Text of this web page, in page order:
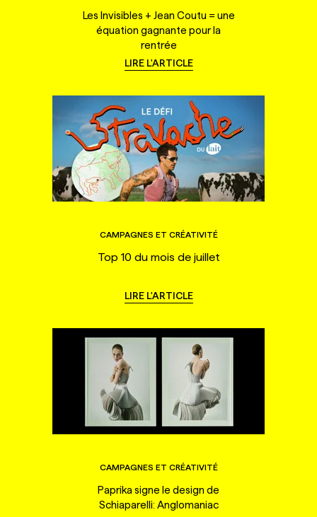
Les Invisibles + Jean Coutu = une
équation gagnante pour la
rentrée
LIRE L'ARTICLE
CAMPAGNES ET CRÉATIVITÉ
Top 10 du mois de juillet
LIRE L'ARTICLE
CAMPAGNES ET CRÉATIVITÉ
Paprika signe le design de
Schiaparelli: Anglomaniac